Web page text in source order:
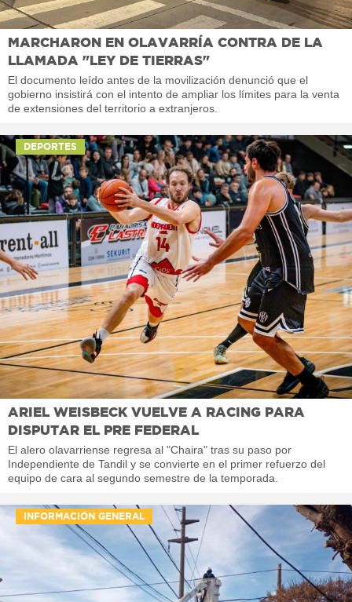
MARCHARON EN OLAVARRÍA CONTRA DE LA
LLAMADA "LEY DE TIERRAS"
El documento leído antes de la movilización denunció que el
gobierno insistirá con el intento de ampliar los límites para la venta
de extensiones del territorio a extranjeros.
DEPORTES
ARIEL WEISBECK VUELVE A RACING PARA
DISPUTAR EL PRE FEDERAL
El alero olavarriense regresa al "Chaira" tras su paso por
Independiente de Tandil y se convierte en el primer refuerzo del
equipo de cara al segundo semestre de la temporada.
INFORMACIÓN GENERAL